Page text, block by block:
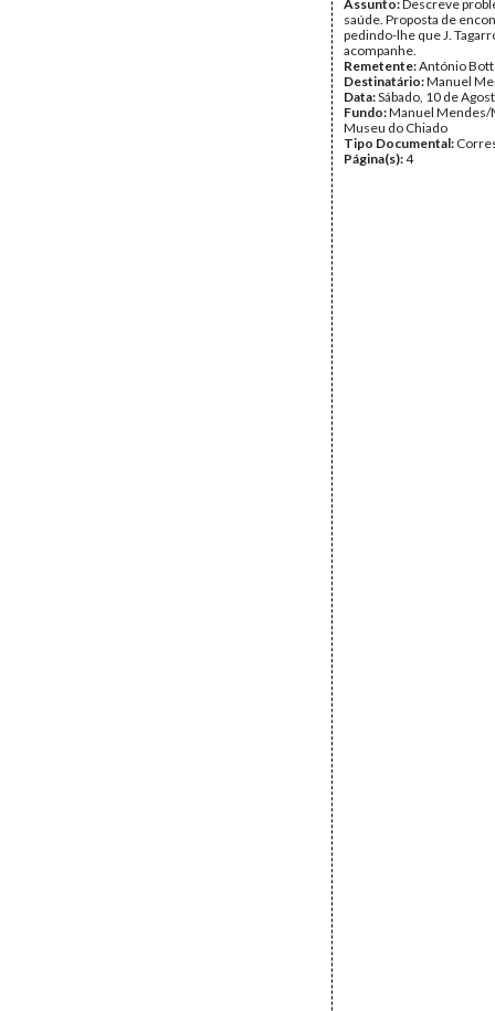
Assunto:Descreve
saúde. Proposta de
pedindo-lhe que J.
acompanhe.
Remetente:António
Destinatário:Manuel
Data:Sábado, 10 de
Fundo:Manuel Mendes/
Museu do Chiado
Tipo Documental:
Página(s):4